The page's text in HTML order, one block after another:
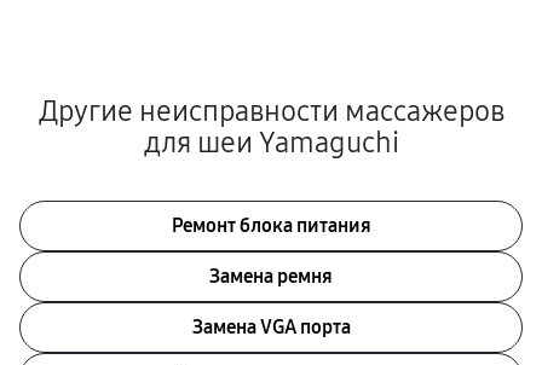
Другие неисправности массажеров
для шеи Yamaguchi
Ремонт блока питания
Замена ремня
Замена VGA порта